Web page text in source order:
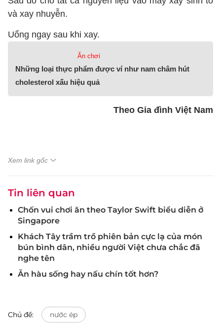
và xay nhuyễn.
Uống ngay sau khi xay.
Ăn chơi
Những loại thực phẩm được ví như nam châm hút
cholesterol xấu hiệu quả
Theo Gia đình Việt Nam
Xem link gốc
Tin liên quan
Chốn vui chơi ăn theo Taylor Swift biểu diễn ở
Singapore
Khách Tây trầm trồ phiên bản cực lạ của món
bún bình dân, nhiều người Việt chưa chắc đã
nghe tên
Ăn hàu sống hay nấu chín tốt hơn?
Chủ đề: nước ép